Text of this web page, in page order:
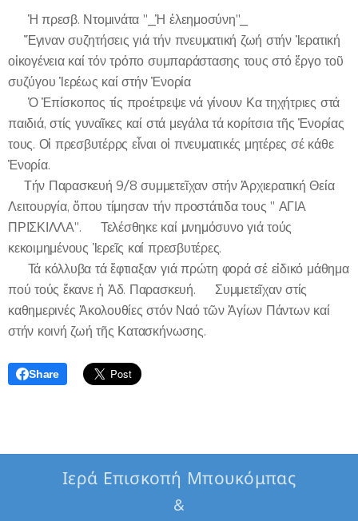
🔸 Ἡ πρεσβ. Ντομινάτα "_Ἡ ἐλεημοσύνη"_
🔻Ἔγιναν συζητήσεις γιά τήν πνευματική ζωή στήν Ἱερατική
οἰκογένεια καί τόν τρόπο συμπαράστασης τους στό ἔργο τοῦ
συζύγου Ἱερέως καί στήν Ἐνορία
✅ Ὁ Ἐπίσκοπος τίς προέτρεψε νά γίνουν Κα τηχήτριες στά
παιδιά, στίς γυναῖκες καί στά μεγάλα τά κορίτσια τῆς Ἐνορίας
τους. Οἱ πρεσβυτέρρς εἶναι οἰ πνευματικές μητέρες σέ κάθε
Ἐνορία.
🛐Τήν Παρασκευή 9/8 συμμετεῖχαν στήν Ἀρχιερατική Θεία
Λειτουργία, ὅπου τίμησαν τήν προστάτιδα τους " ΑΓΙΑ
ΠΡΙΣΚΙΛΛΑ". 🔻Τελέσθηκε καί μνημόσυνο γιά τούς
κεκοιμημένους Ἱερεῖς καί πρεσβυτέρες.
🔻 Τά κόλλυβα τά ἔφτιαξαν γιά πρώτη φορά σέ εἰδικό μάθημα
πού τούς ἔκανε ἡ Ἀδ. Παρασκευή. 🔻Συμμετεῖχαν στίς
καθημερινές Ἀκολουθίες στόν Ναό τῶν Ἁγίων Πάντων καί
στήν κοινή ζωή τῆς Κατασκήνωσης.
Share
Ιερά Επισκοπή Μπουκόμπας
&